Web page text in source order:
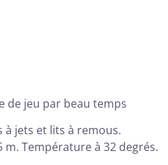
de jeu par beau temps
à jets et lits à remous.
m. Température à 32 degrés.